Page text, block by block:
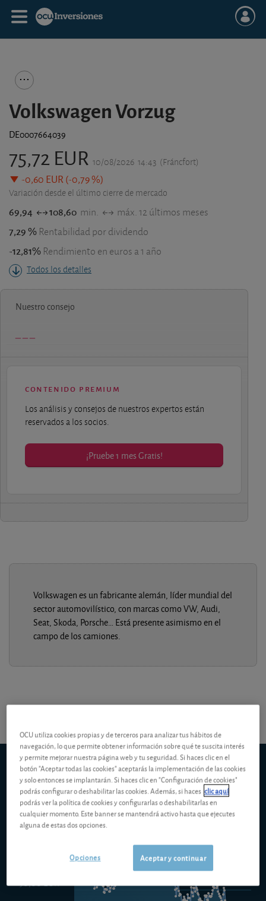
Volkswagen Vorzug
DE0007664039
75,72 EUR 10/08/2026 14:43 (Fráncfort)
-0,60 EUR (-0,79 %)
Variación desde el último cierre de mercado
69,94 108,60 min. máx. 12 últimos meses
7,29 % Rentabilidad por dividendo
-12,81% Rendimiento en euros a 1 año
Todos los detalles
Nuestro consejo
contenido premium
Los análisis y consejos de nuestros expertos están
reservados a los socios.
¡Pruebe 1 mes Gratis!
Volkswagen es un fabricante alemán, líder mundial del
sector automovilístico, con marcas como VW, Audi,
Seat, Skoda, Porsche… Está presente asimismo en el
campo de los camiones.
5d 1m 6m ytd 1y 5y 10y
Volkswagen Vorzug(Fráncfort)
90,00 EUR
110,00 EUR
OCU utiliza cookies propias y de terceros para analizar tus hábitos de
navegación, lo que permite obtener información sobre qué te suscita interés
y permite mejorar nuestra página web y tu seguridad. Si haces clic en el
botón "Aceptar todas las cookies" aceptarás la implementación de las cookies
y solo entonces se implantarán. Si haces clic en "Configuración de cookies"
podrás configurar o deshabilitar las cookies. Además, si haces clic aquí
podrás ver la política de cookies y configurarlas o deshabilitarlas en
cualquier momento. Este banner se mantendrá activo hasta que ejecutes
alguna de estas dos opciones.
Aceptar y continuar
Opciones